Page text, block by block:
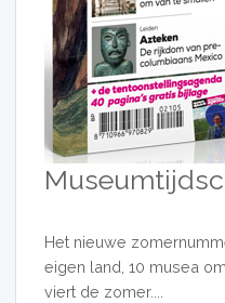
Het nieuwe
eigen land, 10 musea
viert de zomer....